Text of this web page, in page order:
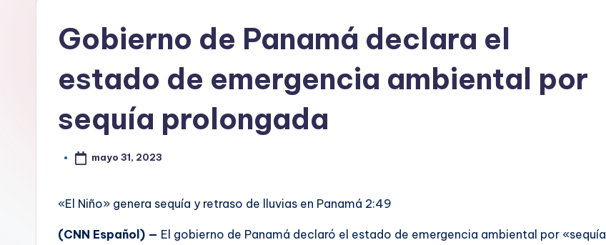
Gobierno de Panamá declara el
estado de emergencia ambiental por
sequía prolongada
mayo 31, 2023
«El Niño» genera sequía y retraso de lluvias en Panamá 2:49
(CNN Español) — El gobierno de Panamá declaró el estado de emergencia ambiental por «sequía